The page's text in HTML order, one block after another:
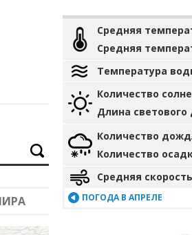
Средняя
Средняя
Температура
Количество
Длина светового
Количество
Количество
Средняя
ПОГОДА В АПРЕЛЕ